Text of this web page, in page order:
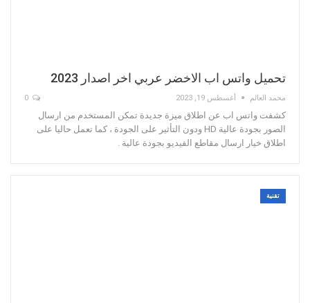
تحميل واتس اب الاخضر عربي اخر اصدار 2023
محمد العالم أغسطس 19, 2023
كشفت واتس اب عن اطلاق ميزة جديدة تمكن المستخدم من ارسال
الصور بجودة عالية HD ودون التأثير على الجودة ، كما تعمل حاليا على
اطلاق خيار ارسال مقاطع الفيديو بجودة عالية .
تقنية